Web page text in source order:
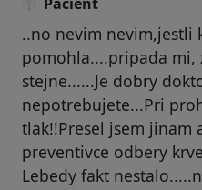
..no nevim nevim,jestli
pomohla....pripada mi,
stejne......Je dobry
nepotrebujete...Pri
tlak!!Presel jsem jinam
preventivce odbery
Lebedy fakt